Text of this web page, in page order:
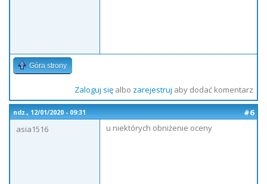
Góra strony
Zaloguj sięalbo zarejestruj aby dodać komentarz
ndz., 12/01/2020 - 09:31
#6
asia1516
u niektórych obniżenie oceny